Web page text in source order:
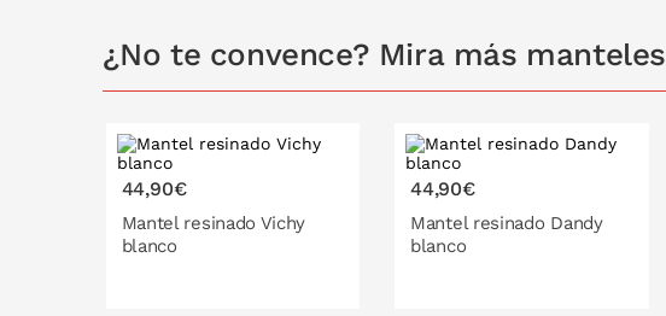
¿No te convence? Mira más manteles
44,90€
Mantel resinado Vichy
blanco
140x140
cm
140x200
cm
44,90€
Mantel resinado Dandy
blanco
140x140
cm
140x200
cm